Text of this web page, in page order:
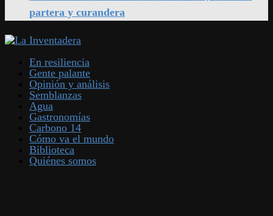
partera y curandera
En resiliencia
Gente palante
Opinión y análisis
Semblanzas
Agua
Gastronomías
Carbono 14
Cómo va el mundo
Biblioteca
Quiénes somos